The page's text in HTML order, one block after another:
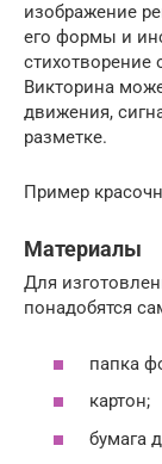
изображение
его формы и
стихотворение
Викторина
движения,
разметке.
Пример
Материалы
Для
понадобятся
папка
картон;
бумага